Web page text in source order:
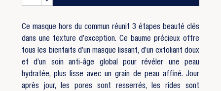
Ce masque hors du commun réunit 3 étapes beauté clés
dans une texture d’exception. Ce baume précieux offre
tous les bienfaits d’un masque lissant, d’un exfoliant doux
et d’un soin anti-âge global pour révéler une peau
hydratée, plus lisse avec un grain de peau affiné. Jour
après jour, les pores sont resserrés, les rides sont